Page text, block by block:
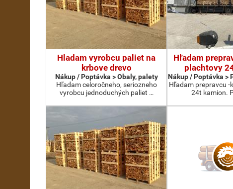
Hladam vyrobcu paliet na
krbove drevo
Nákup / Poptávka > Obaly, palety
Hľadam celoročneho, seriozneho
vyrobcu jednoduchých paliet …
Hľadam
plachtovy
Nákup / Poptávka >
Hľadam prepravcu -
24t kamion.